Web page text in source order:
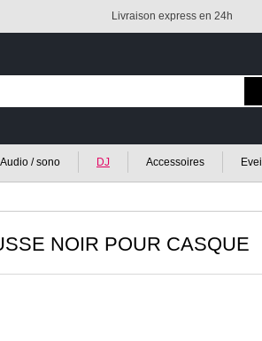
Livraison express en 24h
Audio / sono DJ Accessoires Eveil
NOIR POUR CASQUE